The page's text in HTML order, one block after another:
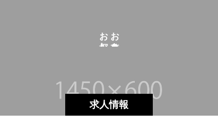
求人情報
を
し
の